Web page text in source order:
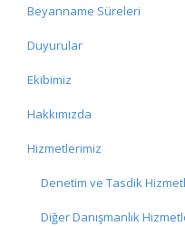
Beyanname Süreleri
Duyurular
Ekibimiz
Hakkımızda
Hizmetlerimiz
Denetim ve Tasdik
Diğer Danışmanlık